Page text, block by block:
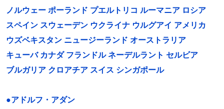
ノルウェー ポーランド プエルトリコ ルーマニア ロシア
スペイン スウェーデン ウクライナ ウルグアイ アメリカ
ウズベキスタン ニュージーランド オーストラリア
キューバ カナダ フランドル ネーデルラント セルビア
ブルガリア クロアチア スイス シンガポール
●アドルフ・アダン